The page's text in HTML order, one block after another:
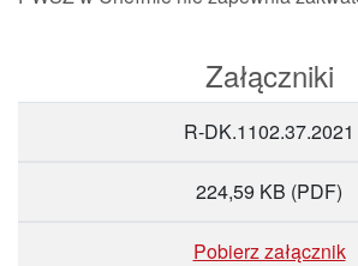
Załączniki
R-DK.1102.37.2021
224,59 KB (PDF)
Pobierz załącznik